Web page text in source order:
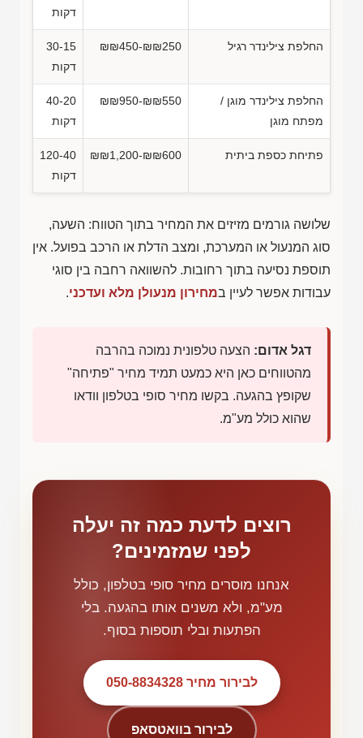
דקות
החלפת צילינדר רגיל ₪₪450-₪₪250
30-15
דקות
החלפת צילינדר מוגן /
מפתח מוגן
₪₪950-₪₪550
40-20
דקות
פתיחת כספת ביתית ₪₪1,200-₪₪600
120-40
דקות
שלושה גורמים מזיזים את המחיר בתוך הטווח: השעה,
סוג המנעול או המערכת, ומצב הדלת או הרכב בפועל. אין
תוספת נסיעה בתוך רחובות. להשוואה רחבה בין סוגי
עבודות אפשר לעיין במחירון מנעולן מלא ועדכני.
דגל אדום: הצעה טלפונית נמוכה בהרבה
מהטווחים כאן היא כמעט תמיד מחיר "פתיחה"
שקופץ בהגעה. בקשו מחיר סופי בטלפון וודאו
שהוא כולל מע"מ.
רוצים לדעת כמה זה יעלה
לפני שמזמינים?
אנחנו מוסרים מחיר סופי בטלפון, כולל
מע"מ, ולא משנים אותו בהגעה. בלי
הפתעות ובלי תוספות בסוף.
לבירור מחיר 050-8834328
לבירור בוואטסאפ